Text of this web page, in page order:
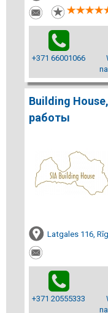
+371 66001066
Building
работы
Latgales 116,
+371 20555333